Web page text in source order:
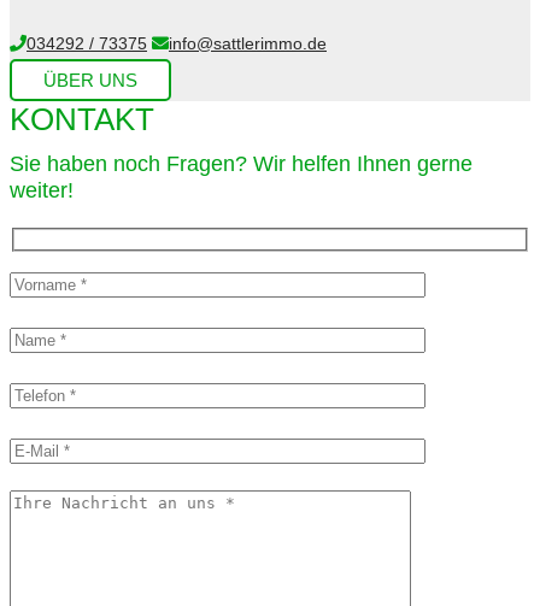
034292 / 73375 info@sattlerimmo.de
ÜBER UNS
KONTAKT
Sie haben noch Fragen? Wir helfen Ihnen gerne
weiter!​